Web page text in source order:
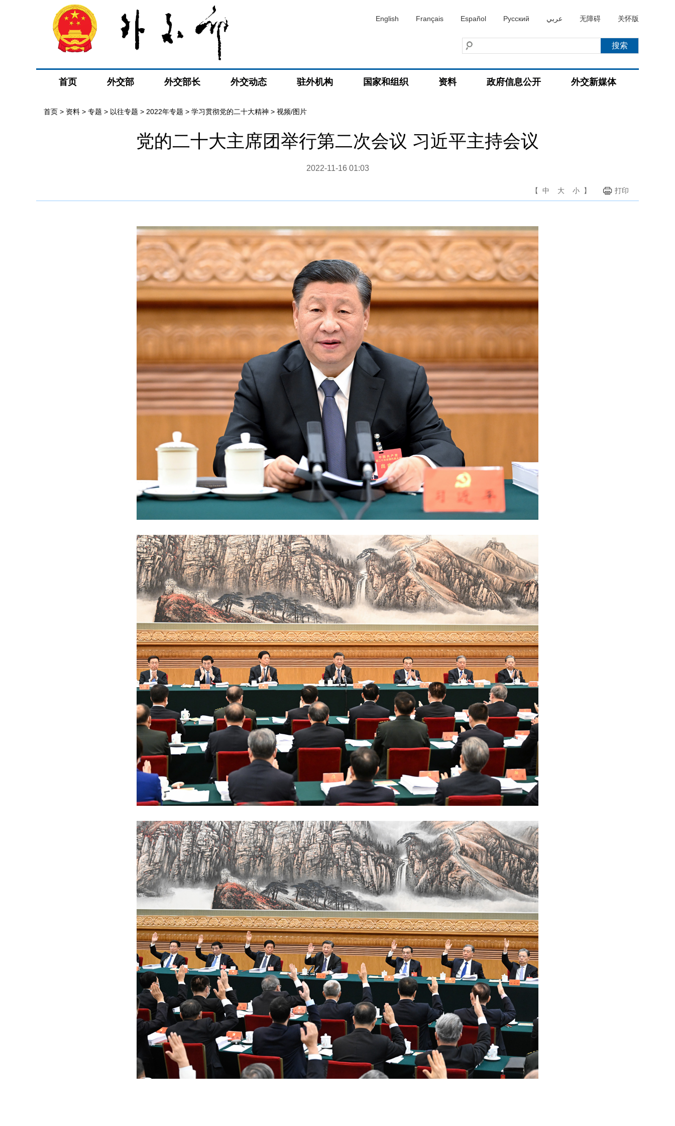
English Français Español Русский عربي 无障碍 关怀版
首页 外交部 外交部长 外交动态 驻外机构 国家和组织 资料 政府信息公开 外交新媒体
首页 > 资料 > 专题 > 以往专题 > 2022年专题 > 学习贯彻党的二十大精神 > 视频/图片
党的二十大主席团举行第二次会议 习近平主持会议
2022-11-16 01:03
【 中 大 小 】 打印